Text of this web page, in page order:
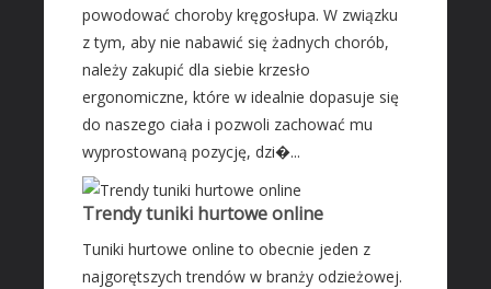
powodować choroby kręgosłupa. W związku
z tym, aby nie nabawić się żadnych chorób,
należy zakupić dla siebie krzesło
ergonomiczne, które w idealnie dopasuje się
do naszego ciała i pozwoli zachować mu
wyprostowaną pozycję, dzi�...
Trendy tuniki hurtowe online
Tuniki hurtowe online to obecnie jeden z
najgorętszych trendów w branży odzieżowej.